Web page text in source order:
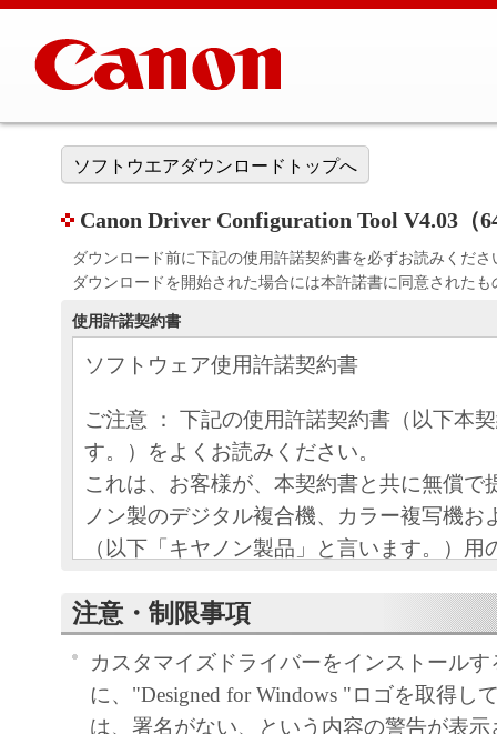
ソフトウエアダウンロードトップへ
Canon Driver Configuration Tool V4.03（
ダウンロード前に下記の使用許諾契約書を必ずお読みくださ
ダウンロードを開始された場合には本許諾書に同意された
使用許諾契約書
ソフトウェア使用許諾契約書
ご注意 ： 下記の使用許諾契約書（以下本
す。）をよくお読みください。
これは、お客様が、本契約書と共に無償で
ノン製のデジタル複合機、カラー複写機お
（以下「キヤノン製品」と言います。）用
ウェアプログラム（本契約書以外の各マニ
をご使用になるための、お客様とキヤノン
キヤノンと言います。）との間の契約書で
注意・制限事項
カスタマイズドライバーをインストールす
に、"Designed for Windows "ロゴを取得し
は、署名がない、という内容の警告が表